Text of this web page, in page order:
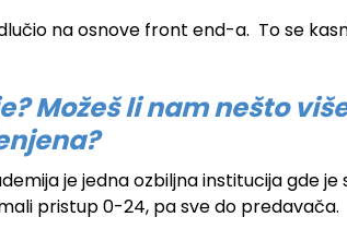
na osnove front end-a. To se
Možeš li nam nešto
je jedna ozbiljna institucija gde
pristup 0-24, pa sve do predavača.